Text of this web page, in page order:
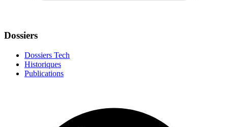
Dossiers
Dossiers Tech
Historiques
Publications